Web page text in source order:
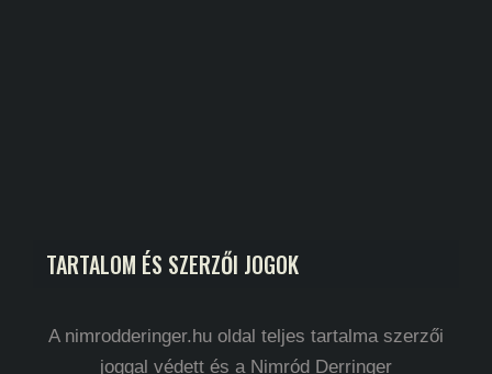
TARTALOM ÉS SZERZŐI JOGOK
A nimrodderinger.hu oldal teljes tartalma szerzői
joggal védett és a Nimród Derringer